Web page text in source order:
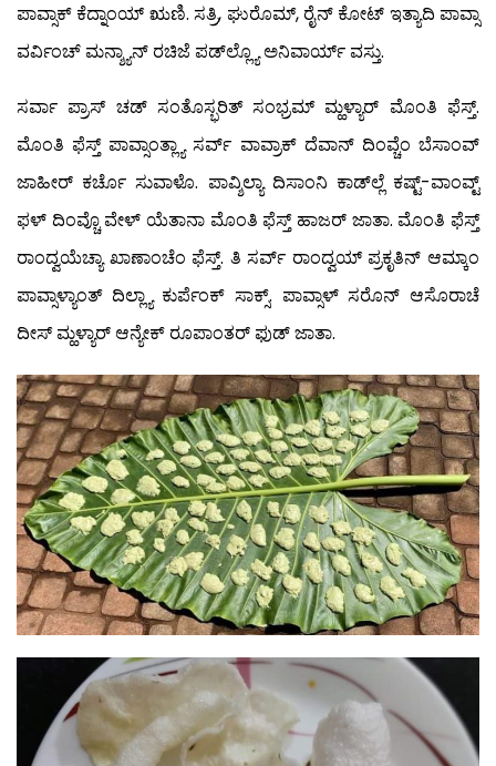
ಪಾವ್ಸಾಕ್ ಕೆದ್ನಾಂಯ್ ಋಣಿ. ಸತ್ರಿ, ಘುರೊಮ್, ರೈನ್ ಕೋಟ್ ಇತ್ಯಾದಿ ಪಾವ್ಸಾ
ವರ್ವಿಂಚ್ ಮನ್ಶ್ಯಾನ್ ರಚಿಜೆ ಪಡ್‍ಲ್ಲ್ಯೊ ಅನಿವಾರ್ಯ್ ವಸ್ತು.
ಸರ್ವಾ ಪ್ರಾಸ್ ಚಡ್ ಸಂತೊಸ್ಭರಿತ್ ಸಂಭ್ರಮ್ ಮ್ಹಳ್ಯಾರ್ ಮೊಂತಿ ಫೆಸ್ತ್.
ಮೊಂತಿ ಫೆಸ್ತ್ ಪಾವ್ಸಾಂತ್ಲ್ಯಾ ಸರ್ವ್ ವಾವ್ರಾಕ್ ದೆವಾನ್ ದಿಂವ್ಚೆಂ ಬೆಸಾಂವ್
ಜಾಹೀರ್ ಕರ್ಚೊ ಸುವಾಳೊ. ಪಾವ್ಶಿಲ್ಯಾ ದಿಸಾಂನಿ ಕಾಡ್‍ಲ್ಲೆ ಕಷ್ಟ್-ವಾಂವ್ಟ್
ಫಳ್ ದಿಂವ್ಚೊ ವೇಳ್ ಯೆತಾನಾ ಮೊಂತಿ ಫೆಸ್ತ್ ಹಾಜರ್ ಜಾತಾ. ಮೊಂತಿ ಫೆಸ್ತ್
ರಾಂದ್ವಯೆಚ್ಯಾ ಖಾಣಾಂಚೆಂ ಫೆಸ್ತ್. ತಿ ಸರ್ವ್ ರಾಂದ್ವಯ್ ಪ್ರಕೃತಿನ್ ಆಮ್ಕಾಂ
ಪಾವ್ಸಾಳ್ಯಾಂತ್ ದಿಲ್ಲ್ಯಾ ಕುರ್ಪೆಂಕ್ ಸಾಕ್ಸ್. ಪಾವ್ಸಾಳ್ ಸರೊನ್ ಆಸೊರಾಚೆ
ದೀಸ್ ಮ್ಹಳ್ಯಾರ್ ಆನ್ಯೇಕ್ ರೂಪಾಂತರ್ ಫುಡ್ ಜಾತಾ.